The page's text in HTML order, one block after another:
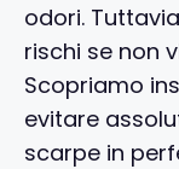
odori.
rischi se non
Scopriamo
evitare
scarpe in